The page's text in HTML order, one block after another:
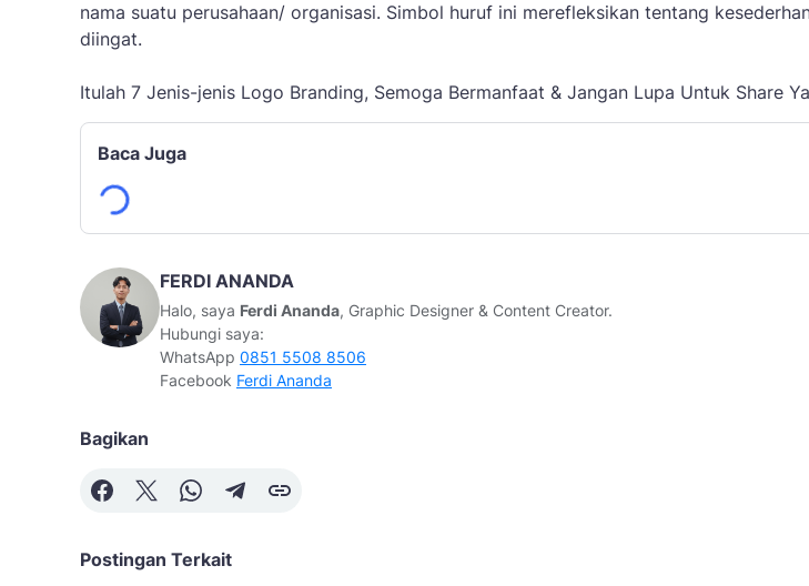
nama suatu perusahaan/ organisasi. Simbol huruf ini merefleksikan tentang
diingat.
Itulah 7 Jenis-jenis Logo Branding, Semoga Bermanfaat & Jangan Lupa Untuk Share
Baca Juga
FERDI ANANDA
Halo, saya Ferdi Ananda, Graphic Designer & Content Creator.
Hubungi saya:
WhatsApp 0851 5508 8506
Facebook Ferdi Ananda
Bagikan
Postingan Terkait